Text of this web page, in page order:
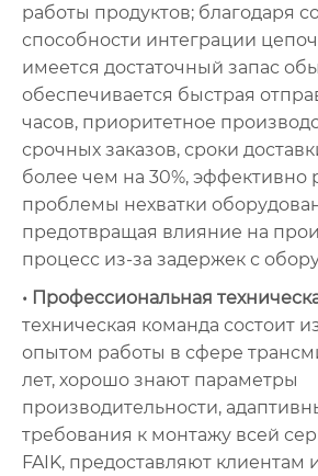
работы продуктов; благодаря
способности интеграции
имеется достаточный запас
обеспечивается быстрая
часов, приоритетное
срочных заказов, сроки
более чем на 30%, эффективно
проблемы нехватки
предотвращая влияние на
процесс из-за задержек с
• Профессиональная
техническая команда состоит
опытом работы в сфере
лет, хорошо знают параметры
производительности,
требования к монтажу всей
FAIK, предоставляют клиентам